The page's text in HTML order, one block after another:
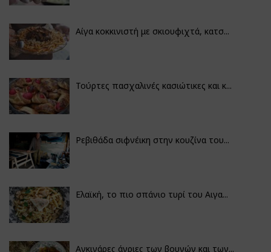
Αίγα κοκκινιστή με σκιουφιχτά, κατσ...
Τούρτες πασχαλινές κασιώτικες και κ...
Ρεβιθάδα σιφνέικη στην κουζίνα του...
Ελαϊκή, το πιο σπάνιο τυρί του Αιγα...
Αγκινάρες άγριες των βουνών και των...